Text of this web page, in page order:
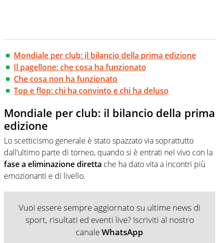
Mondiale per club: il bilancio della prima edizione
Il pagellone: che cosa ha funzionato
Che cosa non ha funzionato
Top e flop: chi ha convinto e chi ha deluso
Mondiale per club: il bilancio della prima
edizione
Lo scetticismo generale è stato spazzato via soprattutto
dall’ultimo parte di torneo, quando si è entrati nel vivo con la
fase a eliminazione diretta che ha dato vita a incontri più
emozionanti e di livello.
Vuoi essere sempre aggiornato su ultime news di
sport, risultati ed eventi live? Iscriviti al nostro
canaleWhatsApp